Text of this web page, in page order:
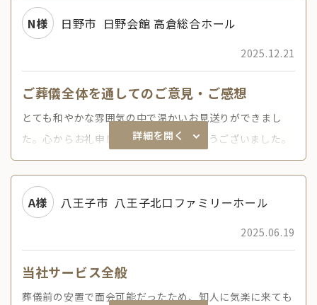
N様 日野市 日野会館 高倉総合ホール
2025.12.21
ご葬儀全体を通してのご意見・ご感想
とても和やかな雰囲気の中で温かいお見送りができまし
た。心からお礼申し上げます、ありがとうございました。
詳細を開く
A様 八王子市 八王子北口ファミリーホール
2025.06.19
当社サービス全般
葬儀前の安置で面会可能だったため、知人に気楽に来ても